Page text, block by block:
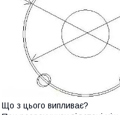
Що з цього випливає?